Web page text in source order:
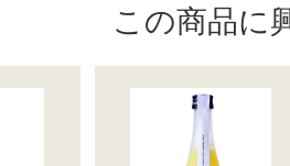
この商品に